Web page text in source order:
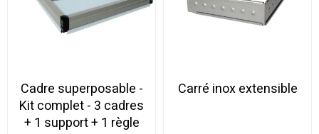
Cadre superposable -
Kit complet - 3 cadres
+ 1 support + 1 règle
Carré inox extensible